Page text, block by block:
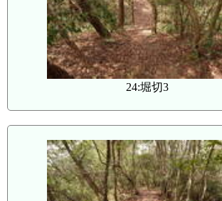
24:堀切3